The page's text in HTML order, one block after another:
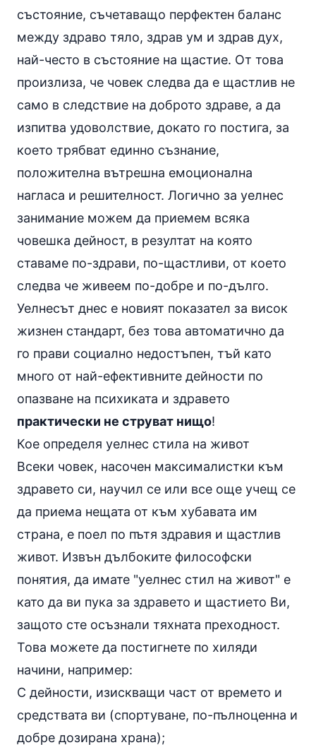
състояние, съчетаващо перфектен баланс
между здраво тяло, здрав ум и здрав дух,
най-често в състояние на щастие. От това
произлиза, че човек следва да е щастлив не
само в следствие на доброто здраве, а да
изпитва удоволствие, докато го постига, за
което трябват единно съзнание,
положителна вътрешна емоционална
нагласа и решителност. Логично за уелнес
занимание можем да приемем всяка
човешка дейност, в резултат на която
ставаме по-здрави, по-щастливи, от което
следва че живеем по-добре и по-дълго.
Уелнесът днес е новият показател за висок
жизнен стандарт, без това автоматично да
го прави социално недостъпен, тъй като
много от най-ефективните дейности по
опазване на психиката и здравето
практически не струват нищо!
Кое определя уелнес стила на живот
Всеки човек, насочен максималистки към
здравето си, научил се или все още учещ се
да приема нещата от към хубавата им
страна, е поел по пътя здравия и щастлив
живот. Извън дълбоките философски
понятия, да имате "уелнес стил на живот" е
като да ви пука за здравето и щастието Ви,
защото сте осъзнали тяхната преходност.
Това можете да постигнете по хиляди
начини, например:
С дейности, изискващи част от времето и
средствата ви (спортуване, по-пълноценна и
добре дозирана храна);